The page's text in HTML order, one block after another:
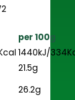
per 100g
1440kJ/
21.5g
26.2g